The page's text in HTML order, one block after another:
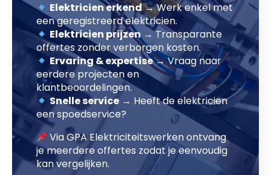
Elektricien erkend→ Werk enkel met
een geregistreerd elektricien.
Elektricien prijzen→ Transparante
offertes zonder verborgen kosten.
Ervaring & expertise→ Vraag naar
eerdere projecten en
klantbeoordelingen.
Snelle service → Heeft de elektricien
een spoedservice?
Via GPA Elektriciteitswerken ontvang
je meerdere offertes zodat je eenvoudig
kan vergelijken.